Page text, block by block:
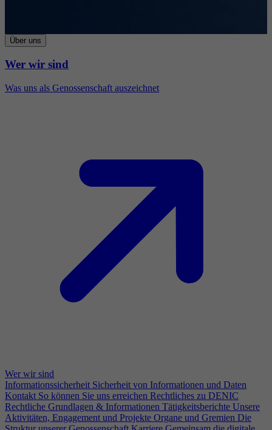
Über uns
Wer wir sind
Was uns als Genossenschaft auszeichnet
Wer wir sind
Informationssicherheit Sicherheit von Informationen und Daten
Kontakt So können Sie uns erreichen Rechtliches zu DENIC
Rechtliche Grundlagen & Informationen Tätigkeitsberichte Unsere
Aktivitäten, Engagement und Projekte Organe und Gremien Die